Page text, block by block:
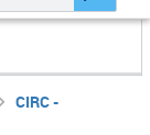
CIRC -